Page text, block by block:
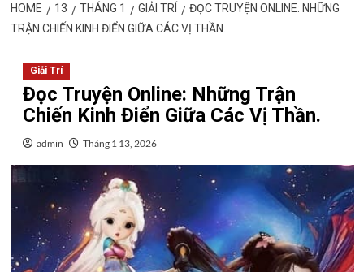
HOME 13 THÁNG 1 GIẢI TRÍ
ĐỌC TRUYỆN ONLINE: NHỮNG
TRẬN CHIẾN KINH ĐIỂN GIỮA CÁC VỊ THẦN.
Giải Trí
Đọc Truyện Online: Những Trận
Chiến Kinh Điển Giữa Các Vị Thần.
admin Tháng 1 13, 2026